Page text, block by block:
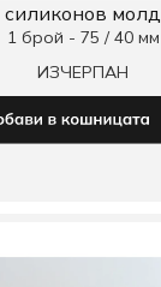
силиконов молд
1 брой - 75 / 40 мм
ИЗЧЕРПАН